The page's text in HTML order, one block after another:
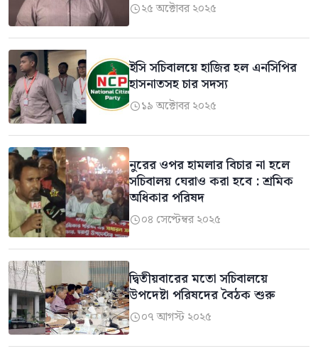
২৫ অক্টোবর ২০২৫
ইসি সচিবালয়ে হাজির হল এনসিপির
হাসনাতসহ চার সদস্য
১৯ অক্টোবর ২০২৫
নুরের ওপর হামলার বিচার না হলে
সচিবালয় ঘেরাও করা হবে : শ্রমিক
অধিকার পরিষদ
০৪ সেপ্টেম্বর ২০২৫
দ্বিতীয়বারের মতো সচিবালয়ে
উপদেষ্টা পরিষদের বৈঠক শুরু
০৭ আগস্ট ২০২৫